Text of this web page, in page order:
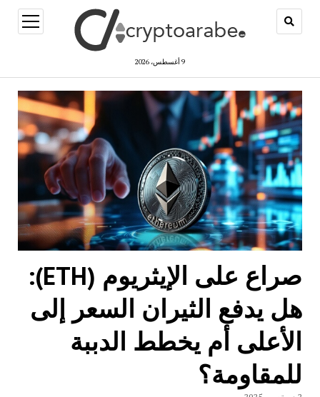
9 أغسطس، 2026
open
menu
صراع على الإيثريوم (ETH):
هل يدفع الثيران السعر إلى
الأعلى أم يخطط الدببة
للمقاومة؟